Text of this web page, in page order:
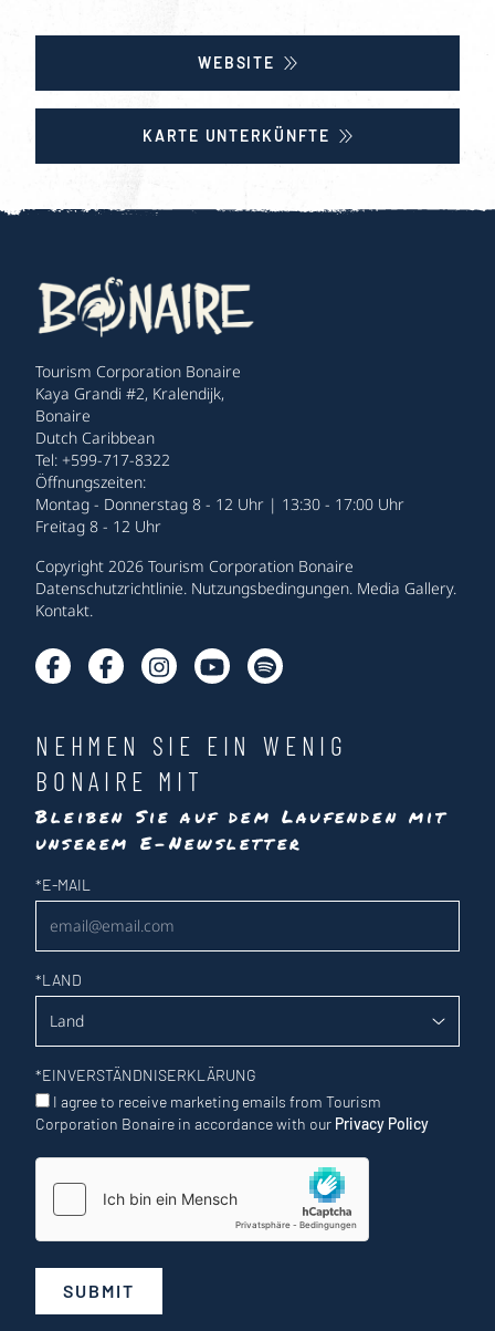
WEBSITE
KARTE UNTERKÜNFTE
Tourism Corporation Bonaire
Kaya Grandi #2, Kralendijk,
Bonaire
Dutch Caribbean
Tel: +599-717-8322
Öffnungszeiten:
Montag - Donnerstag 8 - 12 Uhr | 13:30 - 17:00 Uhr
Freitag 8 - 12 Uhr
Copyright 2026 Tourism Corporation Bonaire
Datenschutzrichtlinie. Nutzungsbedingungen. Media Gallery.
Kontakt.
NEHMEN SIE EIN WENIG
BONAIRE MIT
Bleiben Sie auf dem Laufenden mit
unserem E-Newsletter
Newsletter
*E-MAIL
*LAND
*EINVERSTÄNDNISERKLÄRUNG
I agree to receive marketing emails from Tourism
Corporation Bonaire in accordance with our Privacy Policy
SUBMIT